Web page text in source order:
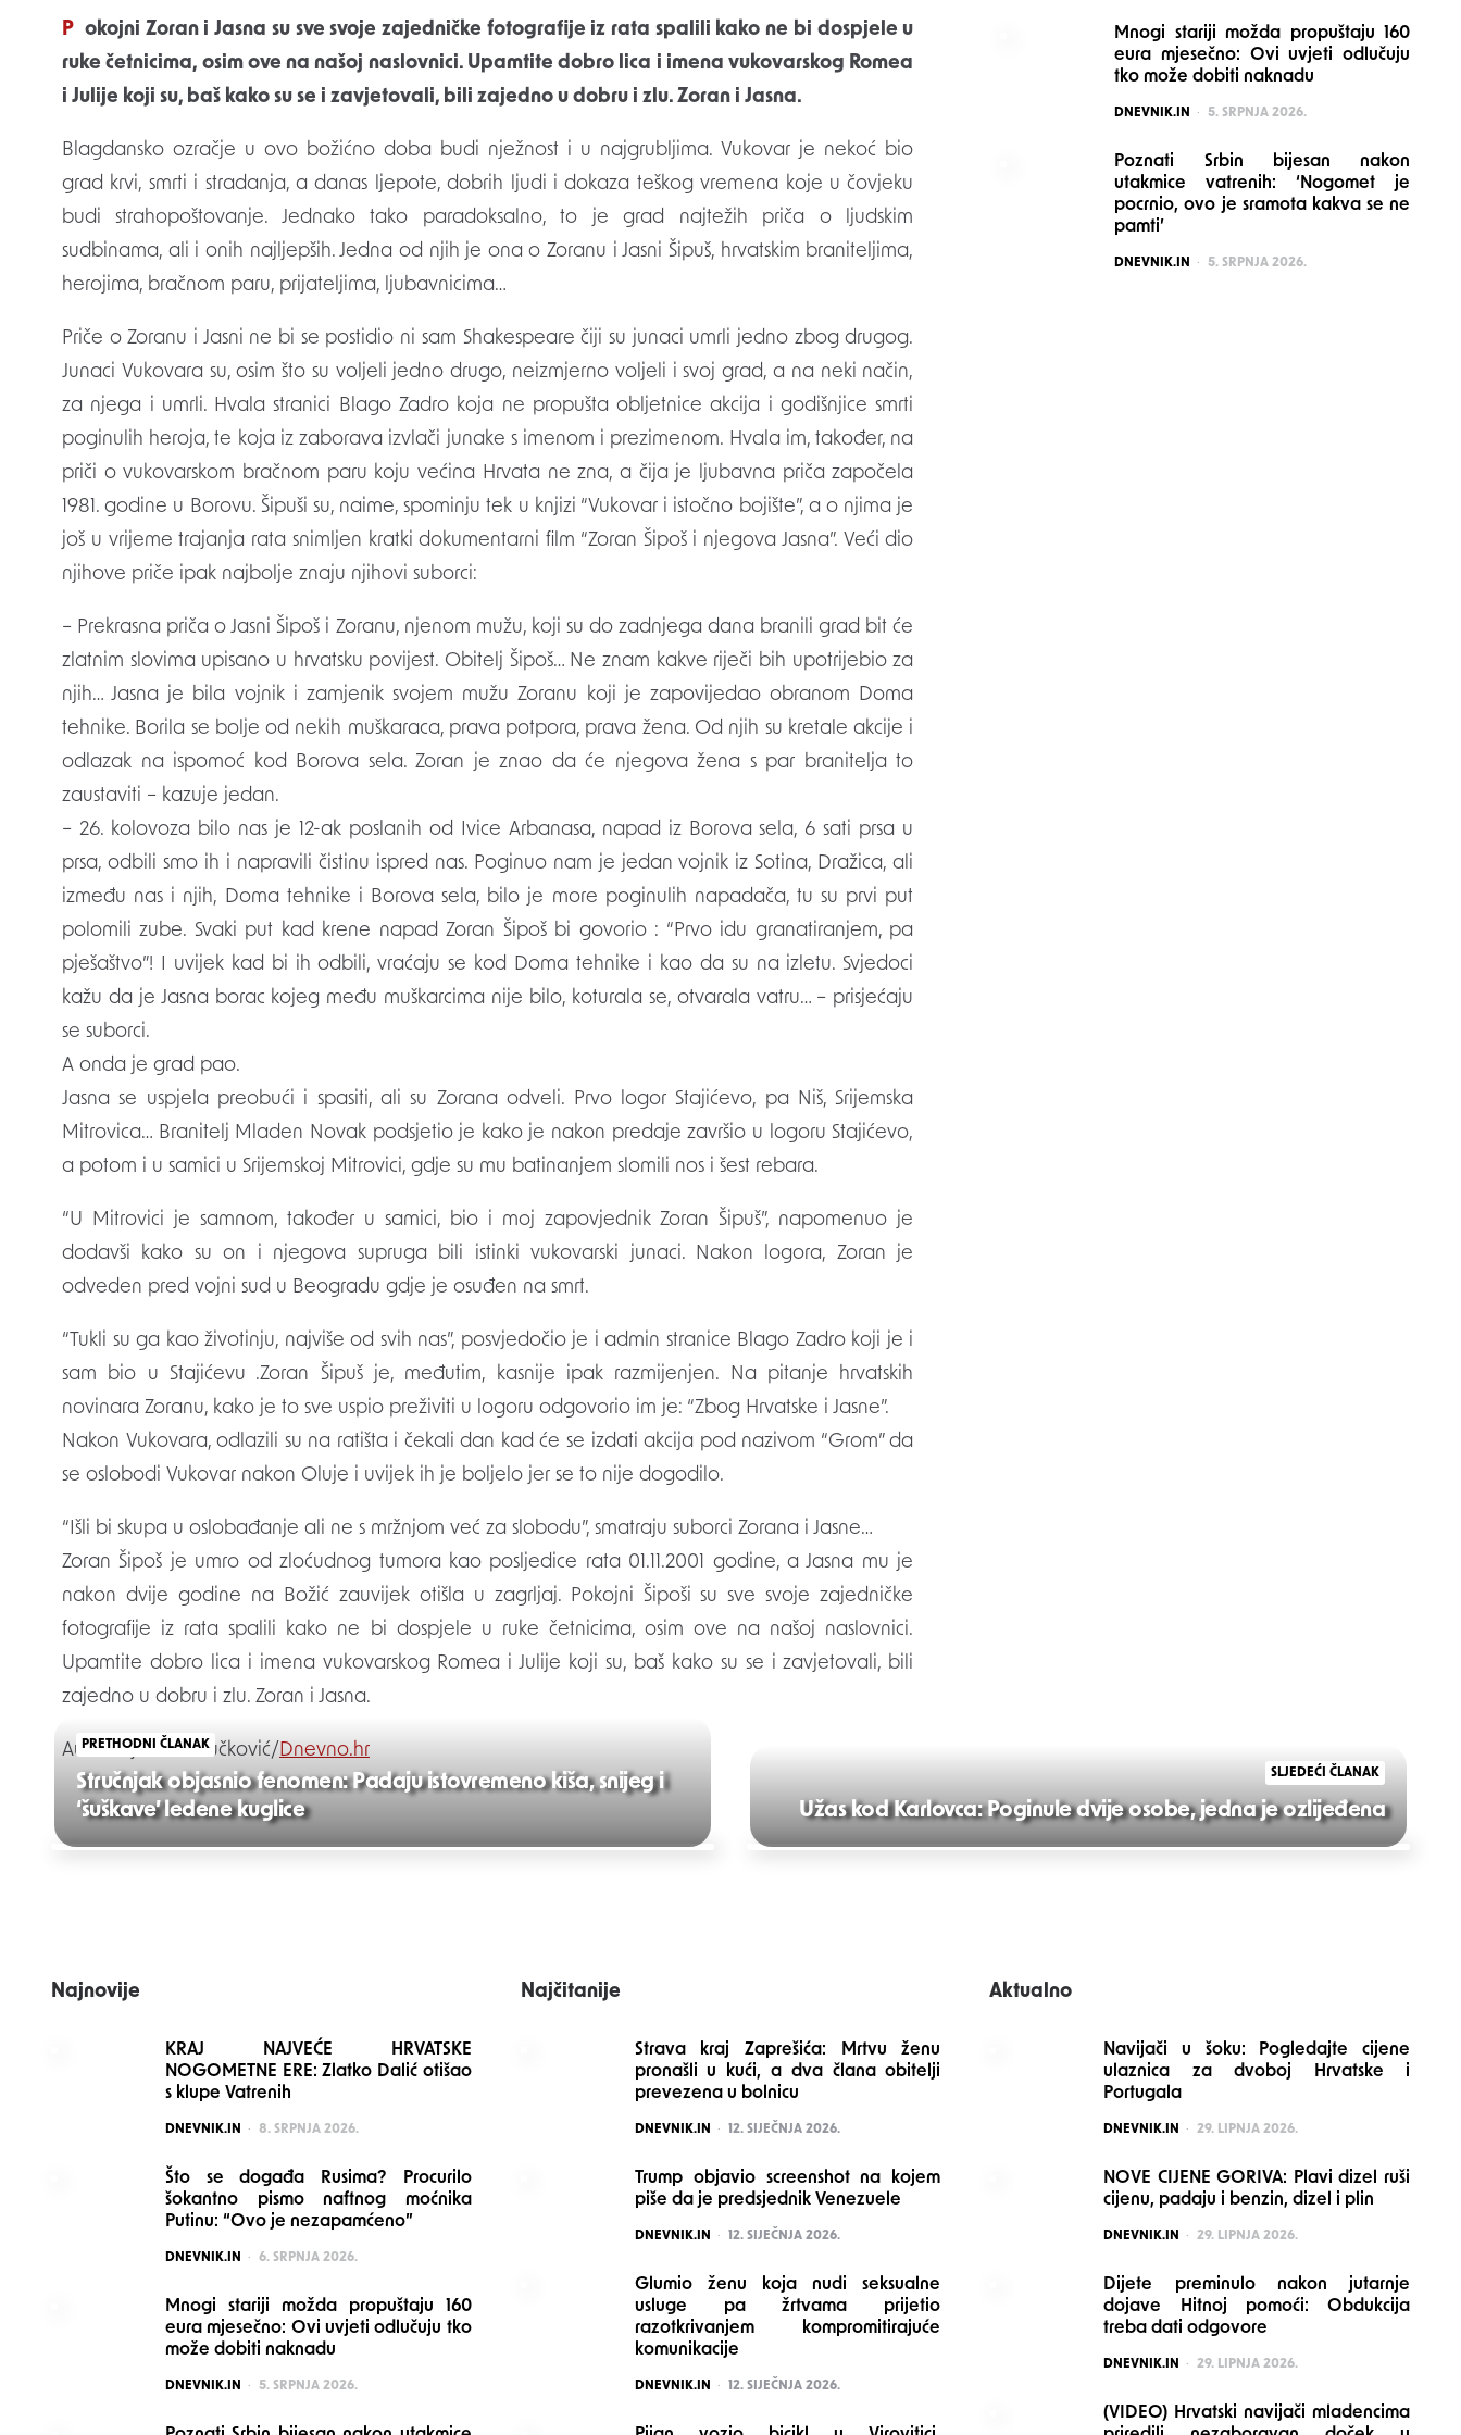
Pokojni Zoran i Jasna su sve svoje zajedničke fotografije iz rata spalili kako ne bi dospjele u
ruke četnicima, osim ove na našoj naslovnici. Upamtite dobro lica i imena vukovarskog Romea
i Julije koji su, baš kako su se i zavjetovali, bili zajedno u dobru i zlu. Zoran i Jasna.
Blagdansko ozračje u ovo božićno doba budi nježnost i u najgrubljima. Vukovar je nekoć bio
grad krvi, smrti i stradanja, a danas ljepote, dobrih ljudi i dokaza teškog vremena koje u čovjeku
budi strahopoštovanje. Jednako tako paradoksalno, to je grad najtežih priča o ljudskim
sudbinama, ali i onih najljepših. Jedna od njih je ona o Zoranu i Jasni Šipuš, hrvatskim braniteljima,
herojima, bračnom paru, prijateljima, ljubavnicima…
Priče o Zoranu i Jasni ne bi se postidio ni sam Shakespeare čiji su junaci umrli jedno zbog drugog.
Junaci Vukovara su, osim što su voljeli jedno drugo, neizmjerno voljeli i svoj grad, a na neki način,
za njega i umrli. Hvala stranici Blago Zadro koja ne propušta obljetnice akcija i godišnjice smrti
poginulih heroja, te koja iz zaborava izvlači junake s imenom i prezimenom. Hvala im, također, na
priči o vukovarskom bračnom paru koju većina Hrvata ne zna, a čija je ljubavna priča započela
1981. godine u Borovu. Šipuši su, naime, spominju tek u knjizi “Vukovar i istočno bojište”, a o njima je
još u vrijeme trajanja rata snimljen kratki dokumentarni film “Zoran Šipoš i njegova Jasna”. Veći dio
njihove priče ipak najbolje znaju njihovi suborci:
– Prekrasna priča o Jasni Šipoš i Zoranu, njenom mužu, koji su do zadnjega dana branili grad bit će
zlatnim slovima upisano u hrvatsku povijest. Obitelj Šipoš… Ne znam kakve riječi bih upotrijebio za
njih… Jasna je bila vojnik i zamjenik svojem mužu Zoranu koji je zapovijedao obranom Doma
tehnike. Borila se bolje od nekih muškaraca, prava potpora, prava žena. Od njih su kretale akcije i
odlazak na ispomoć kod Borova sela. Zoran je znao da će njegova žena s par branitelja to
zaustaviti – kazuje jedan.
– 26. kolovoza bilo nas je 12-ak poslanih od Ivice Arbanasa, napad iz Borova sela, 6 sati prsa u
prsa, odbili smo ih i napravili čistinu ispred nas. Poginuo nam je jedan vojnik iz Sotina, Dražica, ali
između nas i njih, Doma tehnike i Borova sela, bilo je more poginulih napadača, tu su prvi put
polomili zube. Svaki put kad krene napad Zoran Šipoš bi govorio : “Prvo idu granatiranjem, pa
pješaštvo”! I uvijek kad bi ih odbili, vraćaju se kod Doma tehnike i kao da su na izletu. Svjedoci
kažu da je Jasna borac kojeg među muškarcima nije bilo, koturala se, otvarala vatru… – prisjećaju
se suborci.
A onda je grad pao.
Jasna se uspjela preobući i spasiti, ali su Zorana odveli. Prvo logor Stajićevo, pa Niš, Srijemska
Mitrovica… Branitelj Mladen Novak podsjetio je kako je nakon predaje završio u logoru Stajićevo,
a potom i u samici u Srijemskoj Mitrovici, gdje su mu batinanjem slomili nos i šest rebara.
“U Mitrovici je samnom, također u samici, bio i moj zapovjednik Zoran Šipuš”, napomenuo je
dodavši kako su on i njegova supruga bili istinki vukovarski junaci. Nakon logora, Zoran je
odveden pred vojni sud u Beogradu gdje je osuđen na smrt.
“Tukli su ga kao životinju, najviše od svih nas”, posvjedočio je i admin stranice Blago Zadro koji je i
sam bio u Stajićevu .Zoran Šipuš je, međutim, kasnije ipak razmijenjen. Na pitanje hrvatskih
novinara Zoranu, kako je to sve uspio preživiti u logoru odgovorio im je: “Zbog Hrvatske i Jasne”.
Nakon Vukovara, odlazili su na ratišta i čekali dan kad će se izdati akcija pod nazivom “Grom” da
se oslobodi Vukovar nakon Oluje i uvijek ih je boljelo jer se to nije dogodilo.
“Išli bi skupa u oslobađanje ali ne s mržnjom već za slobodu”, smatraju suborci Zorana i Jasne…
Zoran Šipoš je umro od zloćudnog tumora kao posljedice rata 01.11.2001 godine, a Jasna mu je
nakon dvije godine na Božić zauvijek otišla u zagrljaj. Pokojni Šipoši su sve svoje zajedničke
fotografije iz rata spalili kako ne bi dospjele u ruke četnicima, osim ove na našoj naslovnici.
Upamtite dobro lica i imena vukovarskog Romea i Julije koji su, baš kako su se i zavjetovali, bili
zajedno u dobru i zlu. Zoran i Jasna.
Autor:Snježana Vučković/ Dnevno.hr
Post
PRETHODNI ČLANAK
Stručnjak objasnio fenomen: Padaju istovremeno kiša, snijeg i
‘šuškave’ ledene kuglice
SLJEDEĆI ČLANAK
Užas kod Karlovca: Poginule dvije osobe, jedna je ozlijeđena
Mnogi stariji možda propuštaju 160
eura mjesečno: Ovi uvjeti odlučuju
tko može dobiti naknadu
POSTED
DNEVNIK.IN 5. SRPNJA 2026.
Poznati Srbin bijesan nakon
utakmice vatrenih: ‘Nogomet je
pocrnio, ovo je sramota kakva se ne
pamti’
POSTED
DNEVNIK.IN 5. SRPNJA 2026.
Najnovije
KRAJ NAJVEĆE HRVATSKE
NOGOMETNE ERE: Zlatko Dalić otišao
s klupe Vatrenih
POSTED
DNEVNIK.IN 8. SRPNJA 2026.
Što se događa Rusima? Procurilo
šokantno pismo naftnog moćnika
Putinu: “Ovo je nezapamćeno”
POSTED
DNEVNIK.IN 6. SRPNJA 2026.
Mnogi stariji možda propuštaju 160
eura mjesečno: Ovi uvjeti odlučuju tko
može dobiti naknadu
POSTED
DNEVNIK.IN 5. SRPNJA 2026.
Najčitanije
Strava kraj Zaprešića: Mrtvu ženu
pronašli u kući, a dva člana obitelji
prevezena u bolnicu
POSTED
DNEVNIK.IN 12. SIJEČNJA 2026.
Trump objavio screenshot na kojem
piše da je predsjednik Venezuele
POSTED
DNEVNIK.IN 12. SIJEČNJA 2026.
Glumio ženu koja nudi seksualne
usluge pa žrtvama prijetio
razotkrivanjem kompromitirajuće
komunikacije
POSTED
DNEVNIK.IN 12. SIJEČNJA 2026.
Aktualno
Navijači u šoku: Pogledajte cijene
ulaznica za dvoboj Hrvatske i
Portugala
POSTED
DNEVNIK.IN 29. LIPNJA 2026.
NOVE CIJENE GORIVA: Plavi dizel ruši
cijenu, padaju i benzin, dizel i plin
POSTED
DNEVNIK.IN 29. LIPNJA 2026.
Dijete preminulo nakon jutarnje
dojave Hitnoj pomoći: Obdukcija
treba dati odgovore
POSTED
DNEVNIK.IN 29. LIPNJA 2026.
(VIDEO) Hrvatski navijači mladencima